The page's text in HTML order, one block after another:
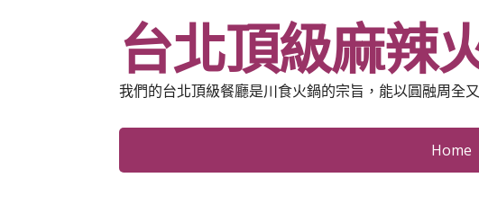
台北頂級麻辣
我們的台北頂級餐廳是川食火鍋的宗旨，能以圓融周全
Home